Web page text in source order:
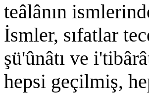
teâlânın
İsmler, sıfatlar
şü'ûnâtı ve
hepsi geçilmiş,